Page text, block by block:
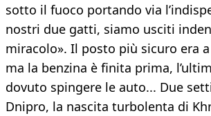
sotto il fuoco portando via
nostri due gatti, siamo usciti
miracolo». Il posto più sicuro era
ma la benzina è finita prima,
dovuto spingere le auto... Due
Dnipro, la nascita turbolenta di